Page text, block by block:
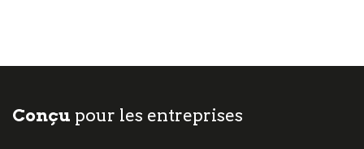
Conçu pour les entreprises